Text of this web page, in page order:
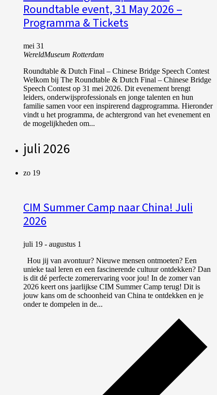
Roundtable event, 31 May 2026 –
Programma & Tickets
mei 31
WereldMuseum Rotterdam
Roundtable & Dutch Final – Chinese Bridge Speech Contest
Welkom bij The Roundtable & Dutch Final – Chinese Bridge
Speech Contest op 31 mei 2026. Dit evenement brengt
leiders, onderwijsprofessionals en jonge talenten en hun
familie samen voor een inspirerend dagprogramma. Hieronder
vindt u het programma, de achtergrond van het evenement en
de mogelijkheden om...
juli 2026
zo 19
CIM Summer Camp naar China! Juli
2026
juli 19 - augustus 1
Hou jij van avontuur? Nieuwe mensen ontmoeten? Een
unieke taal leren en een fascinerende cultuur ontdekken? Dan
is dit dé perfecte zomerervaring voor jou! In de zomer van
2026 keert ons jaarlijkse CIM Summer Camp terug! Dit is
jouw kans om de schoonheid van China te ontdekken en je
onder te dompelen in de...